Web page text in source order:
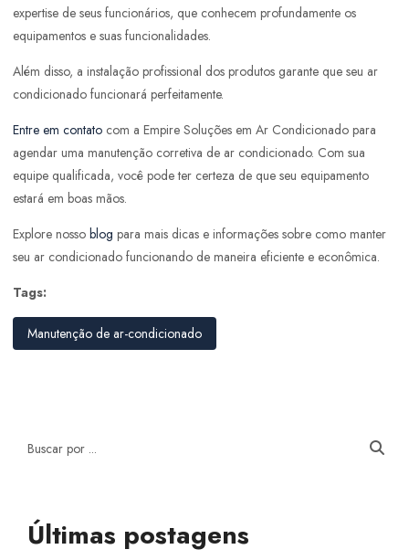
expertise de seus funcionários, que conhecem profundamente os
equipamentos e suas funcionalidades.
Além disso, a instalação profissional dos produtos garante que seu ar
condicionado funcionará perfeitamente.
Entre em contato com a Empire Soluções em Ar Condicionado para
agendar uma manutenção corretiva de ar condicionado. Com sua
equipe qualificada, você pode ter certeza de que seu equipamento
estará em boas mãos.
Explore nosso blog para mais dicas e informações sobre como manter
seu ar condicionado funcionando de maneira eficiente e econômica.
Tags:
Manutenção de ar-condicionado
Últimas postagens